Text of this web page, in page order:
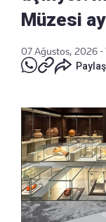
Müzesi
07 Ağustos, 2026 -
Paylaş